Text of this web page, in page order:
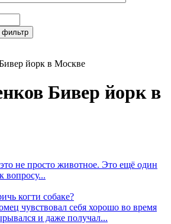
йорк в Москве
Бивер йорк в
не просто животное. Это ещё один
вопросу...
когти собаке?
чувствовал себя хорошо во время
и даже получал...